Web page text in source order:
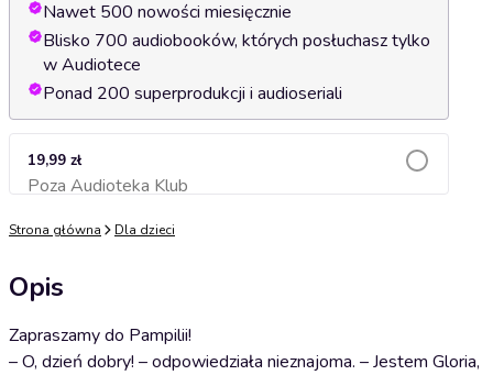
Nawet 500 nowości miesięcznie
Blisko 700 audiobooków, których posłuchasz tylko
w Audiotece
Ponad 200 superprodukcji i audioseriali
19,99 zł
Poza Audioteka KlubDodaj do koszyka
Strona główna Dla dzieci
Opis
Zapraszamy do Pampilii!
– O, dzień dobry! – odpowiedziała nieznajoma. – Jestem Gloria,